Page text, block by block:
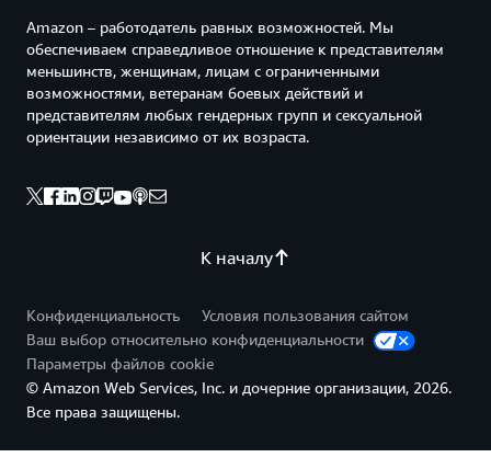
К началу
Amazon – работодатель равных возможностей. Мы
обеспечиваем справедливое отношение к представителям
меньшинств, женщинам, лицам с ограниченными
возможностями, ветеранам боевых действий и
представителям любых гендерных групп и сексуальной
ориентации независимо от их возраста.
Конфиденциальность
Условия пользования сайтом
Ваш выбор относительно конфиденциальности
Параметры файлов cookie
© Amazon Web Services, Inc. и дочерние организации, 2026.
Все права защищены.